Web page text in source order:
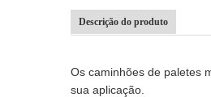
Descrição do produto
Os caminhões de paletes
sua aplicação.